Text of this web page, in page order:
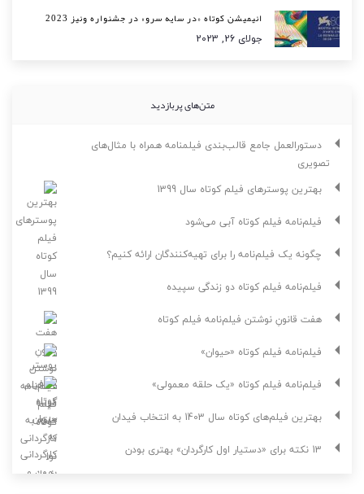
انیمیشن کوتاه «در سایه سرو» در جشنواره ونیز 2023
جولای 26, 2023
متن‌های پربازدید
دستورالعمل جامع قالب‌بندی فیلمنامه همراه با مثال‌های
تصویری
بهترین پوسترهای فیلم کوتاه سال 1399
فیلم‌نامه فیلم کوتاه آبی می‌شود
چگونه یک فیلم‌نامه را برای تهیه‌کنندگان ارائه کنیم؟
فیلم‌نامه فیلم کوتاه دو زندگی سپیده
هفت قانونِ نوشتن فیلم‌نامه فیلم کوتاه
فیلم‌نامه فیلم کوتاه «حیوان»
فیلم‌نامه فیلم کوتاه «یک حلقه معمولی»
بهترین فیلم‌های کوتاه سال 1403 به انتخاب فیدان
13 نکته برای «دستیار اول کارگردان» بهتری بودن